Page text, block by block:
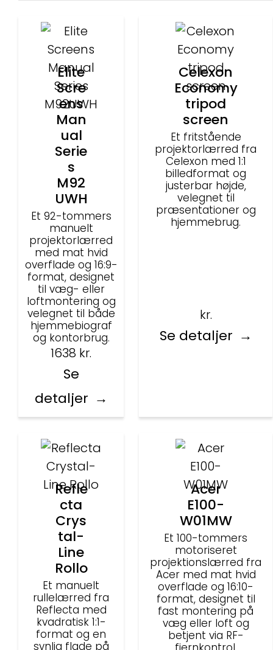
Elite
Scre
ens
Man
ual
Serie
s
M92
UWH
Et 92-tommers
manuelt
projektorlærred
med mat hvid
overflade og 16:9-
format, designet
til væg- eller
loftmontering og
velegnet til både
hjemmebiograf
og kontorbrug.
1638 kr.
Se
detaljer
Celexon
Economy
tripod
screen
Et fritstående
projektorlærred fra
Celexon med 1:1
billedformat og
justerbar højde,
velegnet til
præsentationer og
hjemmebrug.
kr.
Se detaljer
Refle
cta
Crys
tal-
Line
Rollo
Et manuelt
rullelærred fra
Reflecta med
kvadratisk 1:1-
format og en
synlig flade på
Acer
E100-
W01MW
Et 100-tommers
motoriseret
projektionslærred fra
Acer med mat hvid
overflade og 16:10-
format, designet til
fast montering på
væg eller loft og
betjent via RF-